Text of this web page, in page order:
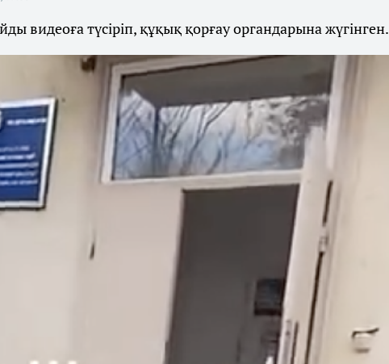
видеоға түсіріп, құқық қорғау органдарына жүгінген.